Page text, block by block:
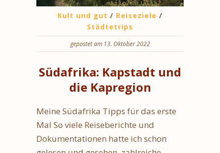
Kult und gut / Reiseziele /
Städtetrips
gepostet am 13. Oktober 2022
Südafrika: Kapstadt und
die Kapregion
Meine Südafrika Tipps für das erste
Mal So viele Reiseberichte und
Dokumentationen hatte ich schon